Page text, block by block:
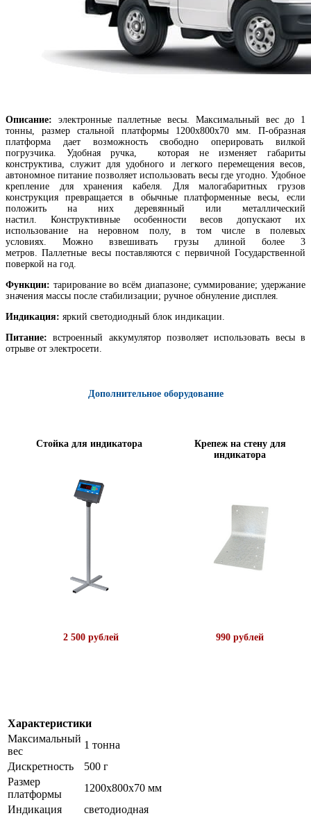
Описание: электронные паллетные весы. Максимальный вес до 1
тонны, размер стальной платформы 1200х800х70 мм. П-образная
платформа дает возможность свободно оперировать вилкой
погрузчика. Удобная ручка, которая не изменяет габариты
конструктива, служит для удобного и легкого перемещения весов,
автономное питание позволяет использовать весы где угодно. Удобное
крепление для хранения кабеля. Для малогабаритных грузов
конструкция превращается в обычные платформенные весы, если
положить на них деревянный или металлический
настил. Конструктивные особенности весов допускают их
использование на неровном полу, в том числе в полевых
условиях. Можно взвешивать грузы длиной более 3
метров. Паллетные весы поставляются с первичной Государственной
поверкой на год.
Функции: тарирование во всём диапазоне; суммирование; удержание
значения массы после стабилизации; ручное обнуление дисплея.
Индикация: яркий светодиодный блок индикации.
Питание: встроенный аккумулятор позволяет использовать весы в
отрыве от электросети.
Дополнительное оборудование
Стойка для индикатора
Крепеж на стену для
индикатора
2 500 рублей 990 рублей
Характеристики
Максимальный
вес
1 тонна
Дискретность
500 г
Размер
платформы
1200х800х70 мм
Индикация
светодиодная